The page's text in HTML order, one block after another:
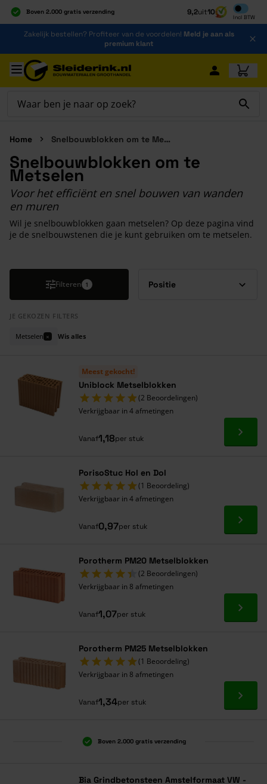
Boven 2.000 gratis verzending
Al 40 jaar dé specialist
Alles onder één dak
9,2uit10
Incl BTW
Inclusief
Ga naar de inhoud
Zakelijk bestellen? Profiteer van de voordelen! Meld je aan als
premium klant
Ga naar hoofdinhoud
Home Snelbouwblokken om te Metselen
Snelbouwblokken om te
Metselen
Voor het efficiënt en snel bouwen van wanden
en muren
Wil je snelbouwblokken gaan metselen? Op deze pagina vind
je de snelbouwstenen die je kunt gebruiken om te metselen.
Filteren 1
JE GEKOZEN FILTERS
Metselen × Wis alles
Meest gekocht!
Uniblock Metselblokken
(2 Beoordelingen)
Verkrijgbaar in 4 afmetingen
Vanaf1,18per stuk Ga
PorisoStuc Hol en Dol
(1 Beoordeling)
Verkrijgbaar in 4 afmetingen
Vanaf0,97per stuk Ga
Porotherm PM20 Metselblokken
(2 Beoordelingen)
Verkrijgbaar in 8 afmetingen
Vanaf1,07per stuk Ga
Porotherm PM25 Metselblokken
(1 Beoordeling)
Verkrijgbaar in 8 afmetingen
Vanaf1,34per stuk Ga
Boven 2.000 gratis verzending
Bia Grindbetonsteen Amstelformaat VW -